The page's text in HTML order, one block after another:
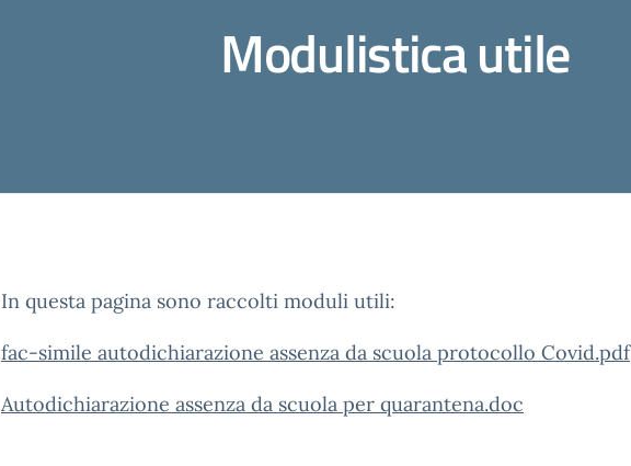
Modulistica utile
In questa pagina sono raccolti moduli utili:
fac-simile autodichiarazione assenza da scuola protocollo Covid.pdf
Autodichiarazione assenza da scuola per quarantena.doc